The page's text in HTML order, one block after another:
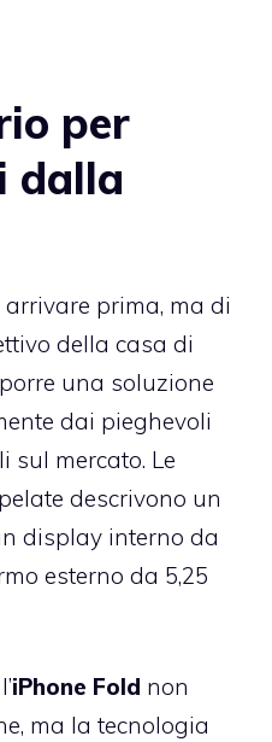
per
dalla
prima, ma di
della casa di
una soluzione
dai pieghevoli
sul mercato. Le
descrivono un
display interno da
esterno da 5,25
iPhone Fold non
ma la tecnologia